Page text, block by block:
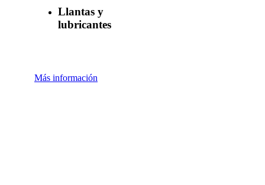
Llantas y
lubricantes
Más información